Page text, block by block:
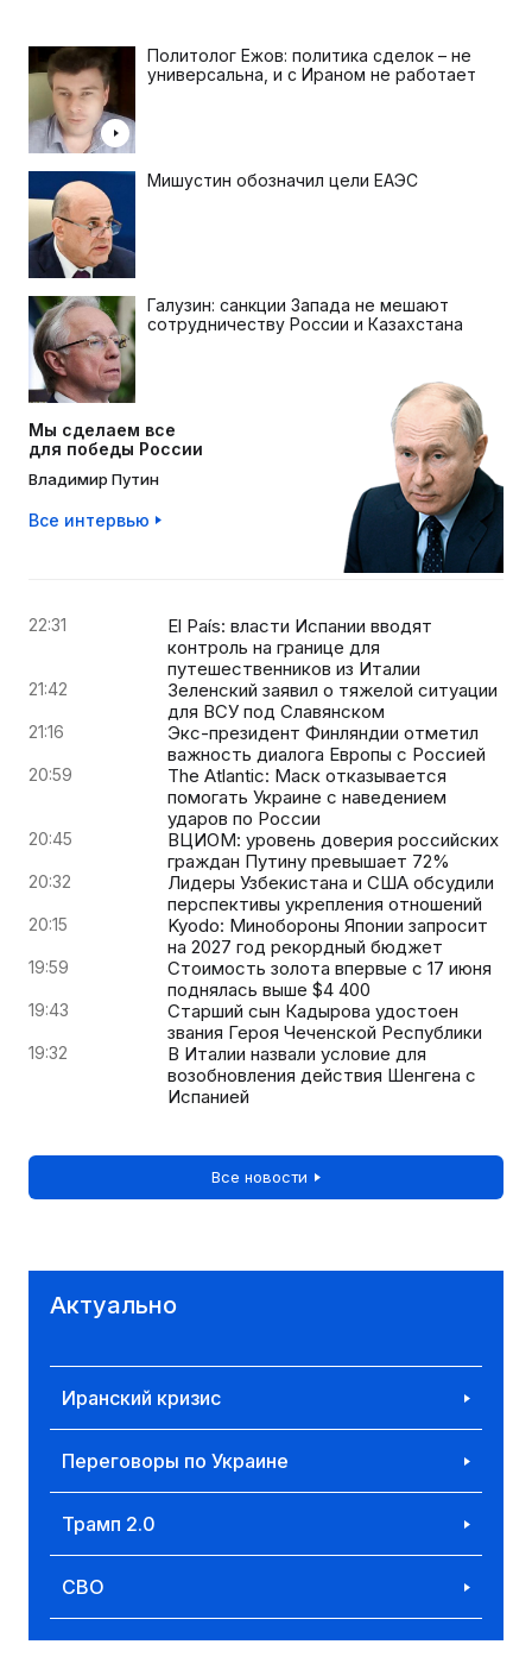
Политолог Ежов: политика сделок – не
универсальна, и с Ираном не работает
Мишустин обозначил цели ЕАЭС
Галузин: санкции Запада не мешают
сотрудничеству России и Казахстана
Мы сделаем все
для победы России
Владимир Путин
Все интервью
22:31
El País: власти Испании вводят
контроль на границе для
путешественников из Италии
21:42
Зеленский заявил о тяжелой ситуации
для ВСУ под Славянском
21:16
Экс-президент Финляндии отметил
важность диалога Европы с Россией
20:59
The Atlantic: Маск отказывается
помогать Украине с наведением
ударов по России
20:45
ВЦИОМ: уровень доверия российских
граждан Путину превышает 72%
20:32
Лидеры Узбекистана и США обсудили
перспективы укрепления отношений
20:15
Kyodo: Минобороны Японии запросит
на 2027 год рекордный бюджет
19:59
Стоимость золота впервые с 17 июня
поднялась выше $4 400
19:43
Старший сын Кадырова удостоен
звания Героя Чеченской Республики
19:32
В Италии назвали условие для
возобновления действия Шенгена с
Испанией
Все новости
Актуально
Иранский кризис
Переговоры по Украине
Трамп 2.0
СВО